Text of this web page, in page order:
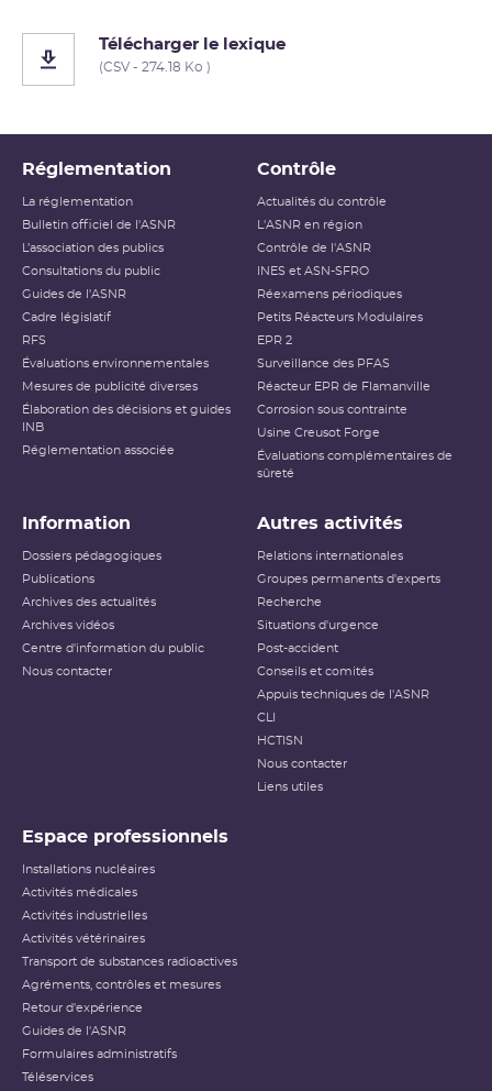
Télécharger le lexique
(CSV - 274.18 Ko )
Réglementation
La réglementation
Bulletin officiel de l'ASNR
L’association des publics
Consultations du public
Guides de l'ASNR
Cadre législatif
RFS
Évaluations environnementales
Mesures de publicité diverses
Élaboration des décisions et guides
INB
Réglementation associée
Contrôle
Actualités du contrôle
L'ASNR en région
Contrôle de l'ASNR
INES et ASN-SFRO
Réexamens périodiques
Petits Réacteurs Modulaires
EPR 2
Surveillance des PFAS
Réacteur EPR de Flamanville
Corrosion sous contrainte
Usine Creusot Forge
Évaluations complémentaires de
sûreté
Information
Dossiers pédagogiques
Publications
Archives des actualités
Archives vidéos
Centre d'information du public
Nous contacter
Autres activités
Relations internationales
Groupes permanents d'experts
Recherche
Situations d'urgence
Post-accident
Conseils et comités
Appuis techniques de l'ASNR
CLI
HCTISN
Nous contacter
Liens utiles
Espace professionnels
Installations nucléaires
Activités médicales
Activités industrielles
Activités vétérinaires
Transport de substances radioactives
Agréments, contrôles et mesures
Retour d'expérience
Guides de l'ASNR
Formulaires administratifs
Téléservices